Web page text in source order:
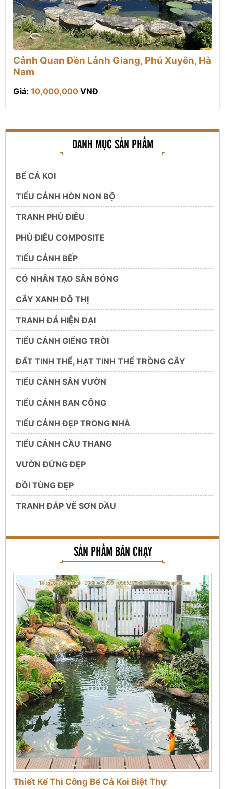
Cảnh Quan Đền Lảnh Giang, Phú Xuyên, Hà
Nam
Giá: 10,000,000 VNĐ
DANH MỤC SẢN PHẨM
BỂ CÁ KOI
TIỂU CẢNH HÒN NON BỘ
TRANH PHÙ ĐIÊU
PHÙ ĐIÊU COMPOSITE
TIỂU CẢNH BẾP
CỎ NHÂN TẠO SÂN BÓNG
CÂY XANH ĐÔ THỊ
TRANH ĐÁ HIỆN ĐẠI
TIỂU CẢNH GIẾNG TRỜI
ĐẤT TINH THỂ, HẠT TINH THỂ TRỒNG CÂY
TIỂU CẢNH SÂN VƯỜN
TIỂU CẢNH BAN CÔNG
TIỂU CẢNH ĐẸP TRONG NHÀ
TIỂU CẢNH CẦU THANG
VƯỜN ĐỨNG ĐẸP
ĐỒI TÙNG ĐẸP
TRANH ĐẮP VẼ SƠN DẦU
SẢN PHẨM BÁN CHẠY
Thiết Kế Thi Công Bể Cá Koi Biệt Thự